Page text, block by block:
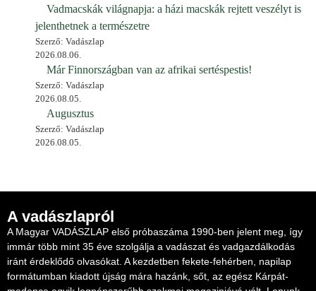
Vadmacskák világnapja: a házi macskák rejtett veszélyt is
jelenthetnek a természetre
Szerző: Vadászlap
2026.08.06.
Már Finnországban van az afrikai sertéspestis!
Szerző: Vadászlap
2026.08.05.
Augusztus
Szerző: Vadászlap
2026.08.05.
A vadászlapról
A Magyar VADÁSZLAP első próbaszáma 1990-ben jelent meg, így
immár több mint 35 éve szolgálja a vadászat és vadgazdálkodás
iránt érdeklődő olvasókat. A kezdetben fekete-fehérben, napilap
formátumban kiadott újság mára hazánk, sőt, az egész Kárpát-